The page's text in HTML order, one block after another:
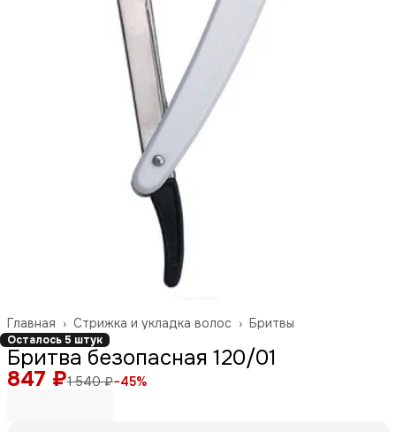
Бритвы
Стрижка и укладка волос ›
Главная ›
Осталось 5 штук
Бритва безопасная 120/01
847 ₽1 540 ₽−45%